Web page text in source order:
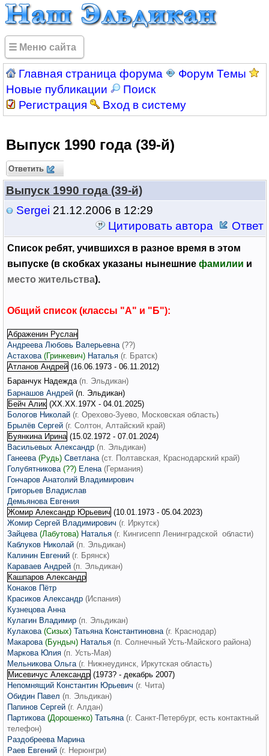
☰ Меню сайта
Главная страница форума
Форум Темы
Новые публикации
Поиск
Регистрация
Вход в систему
Выпуск 1990 года (39-й)
Ответить
Выпуск 1990 года (39-й)
Sergei 21.12.2006 в 12:29
Цитировать автора
Ответ
Список ребят, учившихся в разное время в этом
выпуске (в скобках указаны нынешние фамилии и
место жительства).
Общий список (классы "А" и "Б"):
Абраженин Руслан
Андреева Любовь Валерьевна (??)
Астахова (Гринкевич)Наталья (г. Братск)
Атланов Андрей (16.06.1973 - 06.11.2012)
Баранчук Надежда (п. Эльдикан)
Барнашов Андрей (п. Эльдикан)
Бейч Алик (ХХ.ХХ.197Х - 04.01.2025)
Бологов Николай (г. Орехово-Зуево, Московская область)
Брылёв Сергей (г. Солтон, Алтайский край)
Буянкина Ирина (15.02.1972 - 07.01.2024)
Васильевых Александр (п. Эльдикан)
Ганеева (Рудь)Светлана (ст. Полтавская, Краснодарский край)
Голубятникова (??)Елена (Германия)
Гончаров Анатолий Владимирович
Григорьев Владислав
Демьянова Евгения
Жомир Александр Юрьевич (10.01.1973 - 05.04.2023)
Жомир Сергей Владимирович (г. Иркутск)
Зайцева (Лабутова)Наталья (г. Кингисепп Ленинградской области)
Каблуков Николай (п. Эльдикан)
Калинин Евгений (г. Брянск)
Караваев Андрей(п. Эльдикан)
Кашпаров Александр
Конаков Пётр
Красиков Александр (Испания)
Кузнецова Анна
Кулагин Владимир (п. Эльдикан)
Кулакова (Сизых)Татьяна Константиновна (г. Краснодар)
Макарова (Бундыч)Наталья (п. Солнечный Усть-Майского района)
Маркова Юлия(п. Усть-Мая)
Мельникова Ольга (г. Нижнеудинск, Иркутская область)
Мисевичус Александр (1973? - декабрь 2007)
Непомнящий Константин Юрьевич (г. Чита)
Обидин Павел (п. Эльдикан)
Папинов Сергей (г. Алдан)
Партикова (Дорошенко)Татьяна (г. Санкт-Петербург, есть контактный
телефон)
Раздобреева Марина
Раев Евгений (г. Нерюнгри)